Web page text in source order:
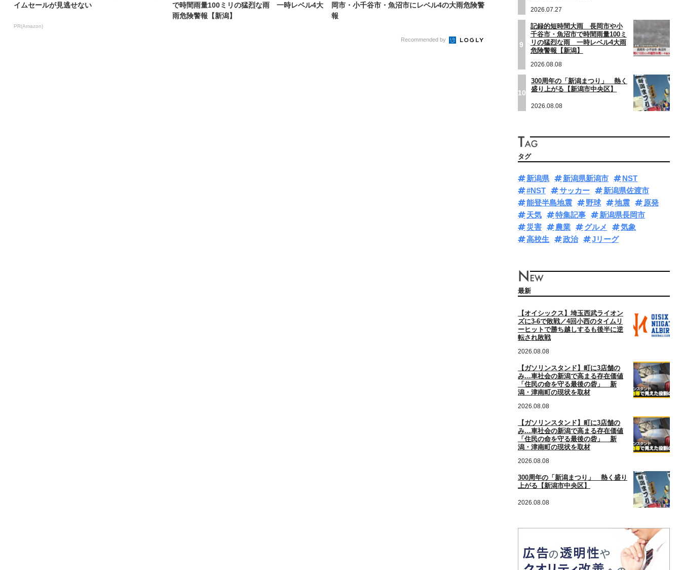
イムセールが見逃せない
PR(Amazon)
で時間雨量100ミリの猛烈な雨 一時レベル4大
雨危険警報【新潟】
岡市・小千谷市・魚沼市にレベル4の大雨危険警
報
Recommended by
2026.07.27
9
記録的短時間大雨 長岡市や小
千谷市・魚沼市で時間雨量100ミ
リの猛烈な雨 一時レベル4大雨
危険警報【新潟】
2026.08.08
10
300周年の「新潟まつり」 熱く
盛り上がる【新潟市中央区】
2026.08.08
タグ
新潟県 新潟県新潟市
NST
#NST
サッカー
新潟県佐渡市
能登半島地震
野球 地震
原発
天気
特集記事
新潟県長岡市
災害
農業 グルメ
気象
高校生
政治 Jリーグ
最新
【オイシックス】埼玉西武ライオン
ズに3‐6で敗戦／4回小西のタイムリ
ーヒットで勝ち越しするも後半に逆
転され敗戦
2026.08.08
【ガソリンスタンド】町に3店舗の
み…車社会の新潟で高まる存在価値
「住民の命を守る最後の砦」 新
潟・津南町の現状を取材
2026.08.08
【ガソリンスタンド】町に3店舗の
み…車社会の新潟で高まる存在価値
「住民の命を守る最後の砦」 新
潟・津南町の現状を取材
2026.08.08
300周年の「新潟まつり」 熱く盛り
上がる【新潟市中央区】
2026.08.08